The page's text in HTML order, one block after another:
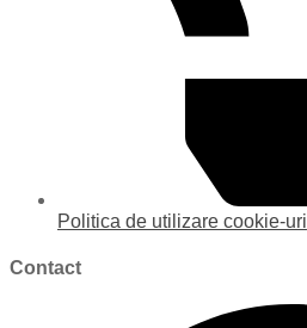
Politica de utilizare cookie-uri
Contact